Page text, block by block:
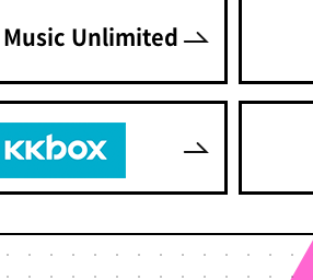
Music Unlimited